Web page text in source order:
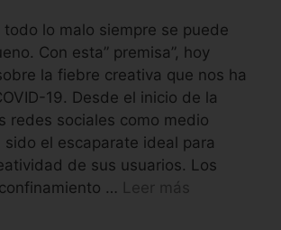
todo lo malo siempre se puede
Con esta” premisa”, hoy
la fiebre creativa que nos ha
19. Desde el inicio de la
redes sociales como medio
sido el escaparate ideal para
de sus usuarios. Los
… Leer más